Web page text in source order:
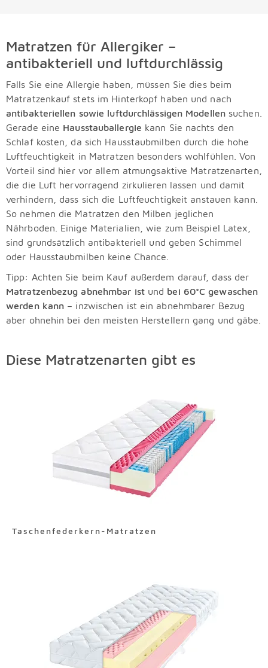
Matratzen für Allergiker –
antibakteriell und luftdurchlässig
Falls Sie eine Allergie haben, müssen Sie dies beim
Matratzenkauf stets im Hinterkopf haben und nach
antibakteriellen sowie luftdurchlässigen Modellensuchen.
Gerade eine Hausstauballergie kann Sie nachts den
Schlaf kosten, da sich Hausstaubmilben durch die hohe
Luftfeuchtigkeit in Matratzen besonders wohlfühlen. Von
Vorteil sind hier vor allem atmungsaktive Matratzenarten,
die die Luft hervorragend zirkulieren lassen und damit
verhindern, dass sich die Luftfeuchtigkeit anstauen kann.
So nehmen die Matratzen den Milben jeglichen
Nährboden. Einige Materialien, wie zum Beispiel Latex,
sind grundsätzlich antibakteriell und geben Schimmel
oder Hausstaubmilben keine Chance.
Tipp: Achten Sie beim Kauf außerdem darauf, dass der
Matratzenbezug abnehmbar istund bei 60°C gewaschen
werden kann – inzwischen ist ein abnehmbarer Bezug
aber ohnehin bei den meisten Herstellern gang und gäbe.
Diese Matratzenarten gibt es
Taschenfederkern-Matratzen